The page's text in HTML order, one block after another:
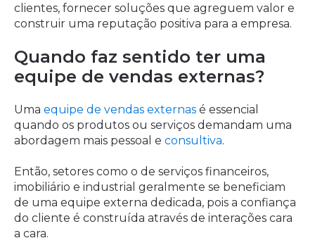
clientes, fornecer soluções que agreguem valor e
construir uma reputação positiva para a empresa.
Quando faz sentido ter uma
equipe de vendas externas?
Uma equipe de vendas externas é essencial
quando os produtos ou serviços demandam uma
abordagem mais pessoal e consultiva.
Então, setores como o de serviços financeiros,
imobiliário e industrial geralmente se beneficiam
de uma equipe externa dedicada, pois a confiança
do cliente é construída através de interações cara
a cara.